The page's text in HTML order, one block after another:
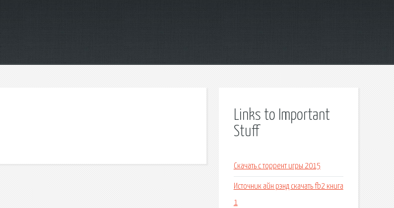
Links to Important
Stuff
Скачать с торрент игры 2015
Источник айн рэнд скачать fb2 книга
1